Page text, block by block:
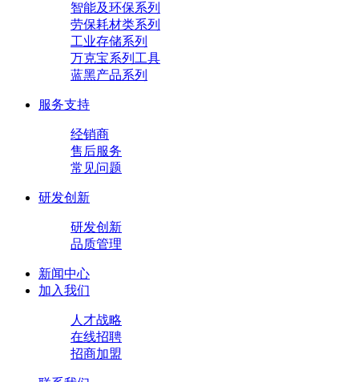
智能及环保系列
劳保耗材类系列
工业存储系列
万克宝系列工具
蓝黑产品系列
服务支持
经销商
售后服务
常见问题
研发创新
研发创新
品质管理
新闻中心
加入我们
人才战略
在线招聘
招商加盟